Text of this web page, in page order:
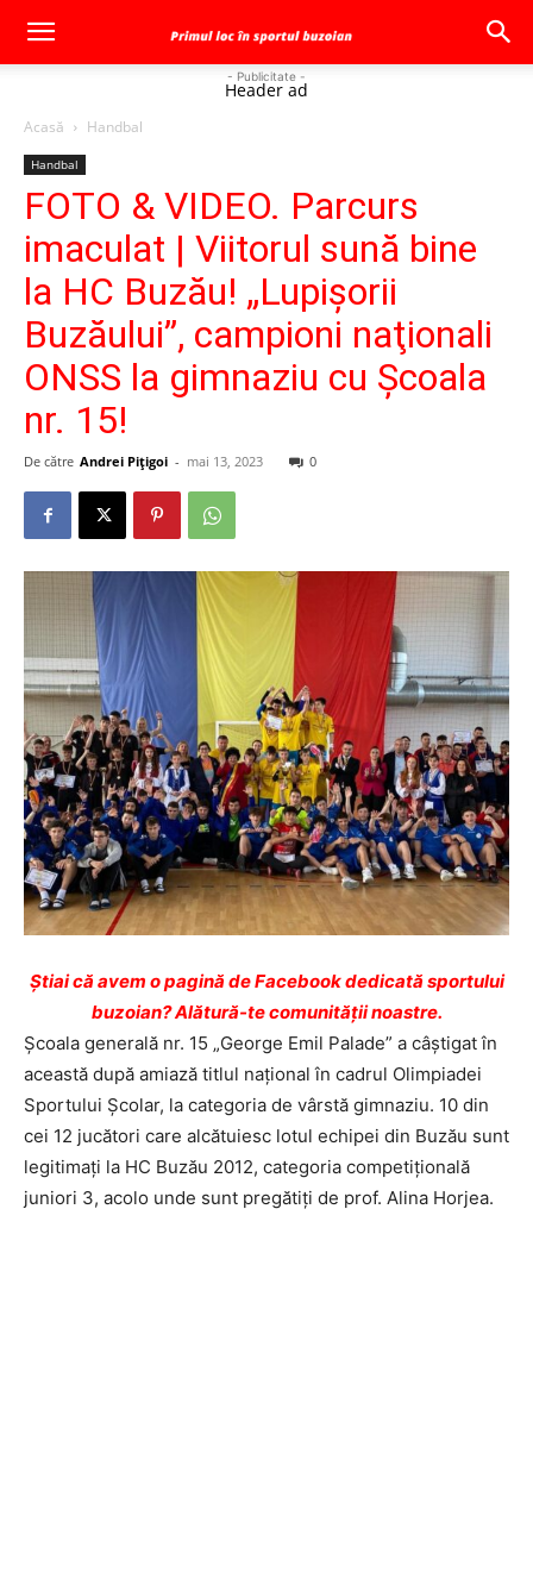
- Publicitate -
Header ad
Acasă Handbal
Handbal
FOTO & VIDEO. Parcurs
imaculat | Viitorul sună bine
la HC Buzău! „Lupişorii
Buzăului”, campioni naţionali
ONSS la gimnaziu cu Şcoala
nr. 15!
De către Andrei Pițigoi - mai 13, 2023 0
Ştiai că avem o pagină de Facebook dedicată sportului
buzoian? Alătură-te comunității noastre.
Şcoala generală nr. 15 „George Emil Palade” a câştigat în
această după amiază titlul naţional în cadrul Olimpiadei
Sportului Şcolar, la categoria de vârstă gimnaziu. 10 din
cei 12 jucători care alcătuiesc lotul echipei din Buzău sunt
legitimaţi la HC Buzău 2012, categoria competiţională
juniori 3, acolo unde sunt pregătiţi de prof. Alina Horjea.